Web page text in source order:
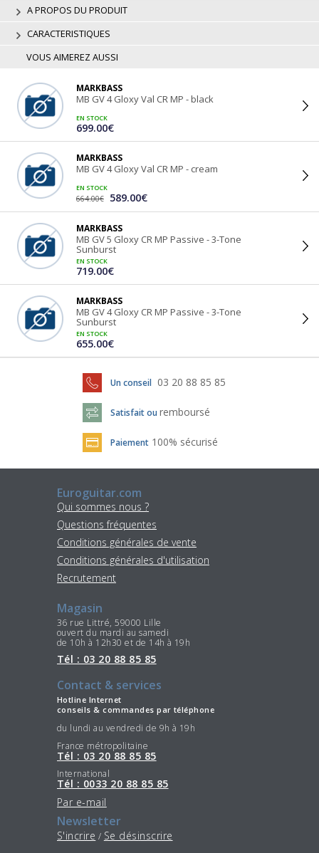
A PROPOS DU PRODUIT
CARACTERISTIQUES
VOUS AIMEREZ AUSSI
MARKBASS
MB GV 4 Gloxy Val CR MP - black
EN STOCK
699.00€
MARKBASS
MB GV 4 Gloxy Val CR MP - cream
EN STOCK
664.00€ 589.00€
MARKBASS
MB GV 5 Gloxy CR MP Passive - 3-Tone
Sunburst
EN STOCK
719.00€
MARKBASS
MB GV 4 Gloxy CR MP Passive - 3-Tone
Sunburst
EN STOCK
655.00€
Un conseil 03 20 88 85 85
Satisfait ou remboursé
Paiement 100% sécurisé
Euroguitar.com
Qui sommes nous ?
Questions fréquentes
Conditions générales de vente
Conditions générales d'utilisation
Recrutement
Magasin
36 rue Littré, 59000 Lille
ouvert du mardi au samedi
de 10h à 12h30 et de 14h à 19h
Tél : 03 20 88 85 85
Contact & services
Hotline Internet
conseils & commandes par téléphone
du lundi au vendredi de 9h à 19h
France métropolitaine
Tél : 03 20 88 85 85
International
Tél : 0033 20 88 85 85
Par e-mail
Newsletter
S'incrire / Se désinscrire